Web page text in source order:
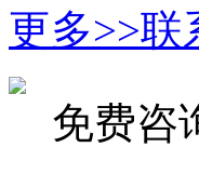
更多>>联
免费咨